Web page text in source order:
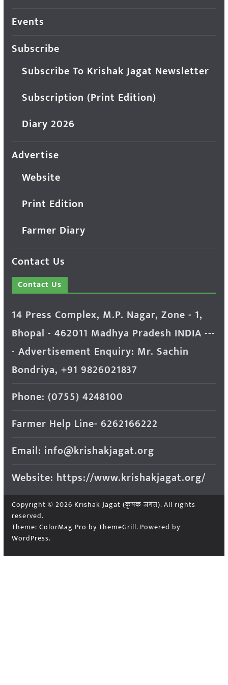
Events
Subscribe
Subscribe To Krishak Jagat Newsletter
Subscription (Print Edition)
Diary 2026
Advertise
Website
Print Edition
Farmer Diary
Contact Us
Contact Us
14 Press Complex, M.P. Nagar, Zone - 1,
Bhopal - 462011 Madhya Pradesh INDIA ---
- Advertisement Enquiry: Mr. Sachin
Bondriya, +91 9826021837
Phone: (0755) 4248100
Farmer Help Line- 6262166222
Email: info@krishakjagat.org
Website: https://www.krishakjagat.org/
Copyright © 2026 Krishak Jagat (कृषक जगत). All rights
reserved.
Theme: ColorMag Pro by ThemeGrill. Powered by
WordPress.